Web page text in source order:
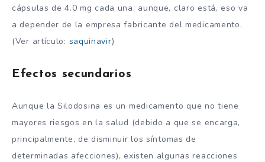
cápsulas de 4.0 mg cada una, aunque, claro está, eso va
a depender de la empresa fabricante del medicamento.
(Ver artículo: saquinavir)
Efectos secundarios
Aunque la Silodosina es un medicamento que no tiene
mayores riesgos en la salud (debido a que se encarga,
principalmente, de disminuir los síntomas de
determinadas afecciones), existen algunas reacciones